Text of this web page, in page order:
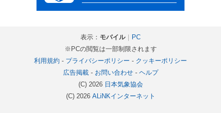
表示： モバイル｜
PC
※PCの閲覧は一部制限されます
利用規約 - プライバシーポリシー - クッキーポリシー
広告掲載- お問い合わせ- ヘルプ
(C) 2026 日本気象協会
(C) 2026 ALiNKインターネット